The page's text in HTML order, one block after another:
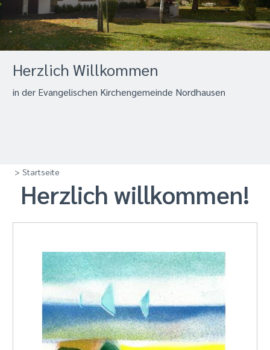
Herzlich Willkommen
in der Evangelischen Kirchengemeinde Nordhausen
> Startseite
Herzlich willkommen!